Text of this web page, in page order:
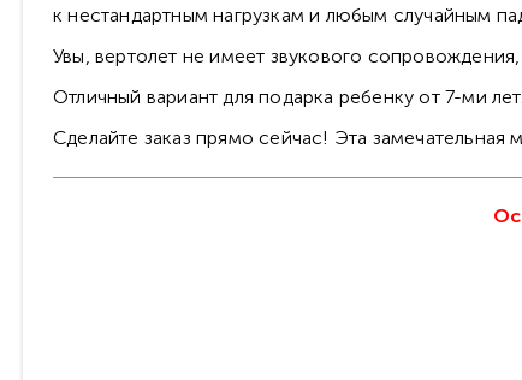
к нестандартным нагрузкам и любым случайным
Увы, вертолет не имеет звукового
Отличный вариант для подарка ребенку от 7-ми лет.
Сделайте заказ прямо сейчас! Эта